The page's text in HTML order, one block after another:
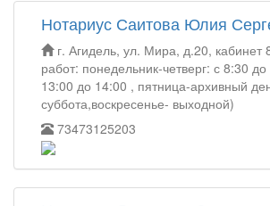
Нотариус Саитова Юлия
г. Агидель, ул. Мира, д.20, кабинет
работ: понедельник-четверг: с 8:30
13:00 до 14:00 , пятница-архивный
суббота,воскресенье- выходной)
73473125203